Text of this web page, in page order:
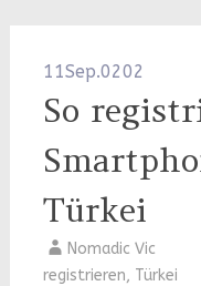
11Sep.0202
So
Türkei
Nomadic Vic
registrieren, Türkei